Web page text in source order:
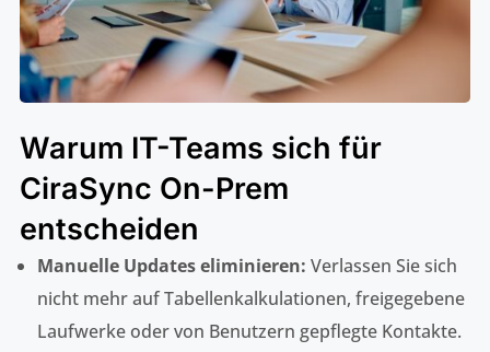
Warum IT-Teams sich für
CiraSync On-Prem
entscheiden
Manuelle Updates eliminieren: Verlassen Sie sich
nicht mehr auf Tabellenkalkulationen, freigegebene
Laufwerke oder von Benutzern gepflegte Kontakte.